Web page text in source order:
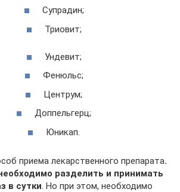
Супрадин;
Триовит;
Ундевит;
Фенюльс;
Центрум;
Доппельгерц;
Юникап.
приема лекарственного препарата.
разделить и принимать
в сутки . Но при этом, необходимо